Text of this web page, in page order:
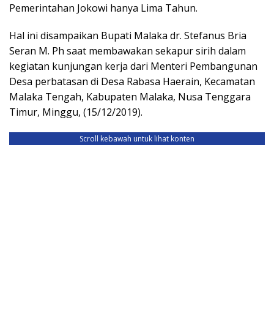
Pemerintahan Jokowi hanya Lima Tahun.
Hal ini disampaikan Bupati Malaka dr. Stefanus Bria
Seran M. Ph saat membawakan sekapur sirih dalam
kegiatan kunjungan kerja dari Menteri Pembangunan
Desa perbatasan di Desa Rabasa Haerain, Kecamatan
Malaka Tengah, Kabupaten Malaka, Nusa Tenggara
Timur, Minggu, (15/12/2019).
Scroll kebawah untuk lihat konten